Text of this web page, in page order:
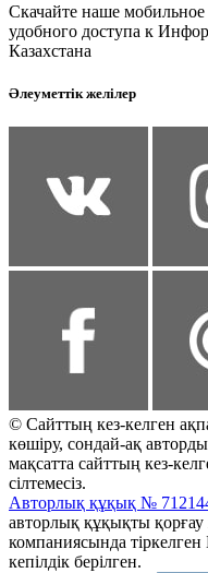
Скачайте наше
удобного доступа к
Казахстана
Әлеуметтік желілер
© Сайттың кез-келген
көшіру, сондай-ақ
мақсатта сайттың кез-
сілтемесіз.
Авторлық құқық №
авторлық құқықты
компаниясында
кепілдік берілген.